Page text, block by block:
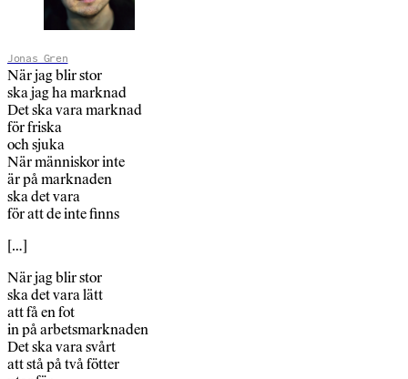
Jonas Gren
När jag blir stor
ska jag ha marknad
Det ska vara marknad
för friska
och sjuka
När människor inte
är på marknaden
ska det vara
för att de inte finns
[…]
När jag blir stor
ska det vara lätt
att få en fot
in på arbetsmarknaden
Det ska vara svårt
att stå på två fötter